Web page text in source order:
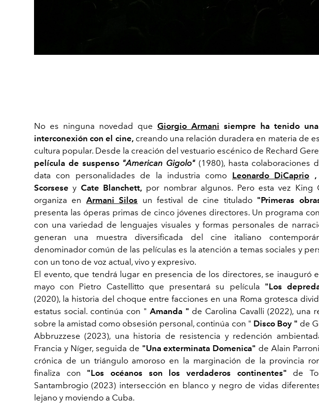
No es ninguna novedad que Giorgio Armani siempre ha tenido
interconexión con el cine,creando una relación duradera en materia de
cultura popular. Desde la creación del vestuario escénico de Rechard
película de suspenso "American Gigolo" (1980), hasta colaboraciones
data con personalidades de la industria como Leonardo DiCaprio ,
Scorsese y Cate Blanchett, por nombrar algunos. Pero esta vez King
organiza en Armani Silos un festival de cine titulado "Primeras
presenta las óperas primas de cinco jóvenes directores. Un programa
con una variedad de lenguajes visuales y formas personales de
generan una muestra diversificada del cine italiano
denominador común de las películas es la atención a temas sociales y
con un tono de voz actual, vivo y expresivo.
El evento, que tendrá lugar en presencia de los directores, se inauguró
mayo con Pietro Castellitto que presentará su película "Los
(2020), la historia del choque entre facciones en una Roma grotesca
estatus social. continúa con " Amanda " de Carolina Cavalli (2022), una
sobre la amistad como obsesión personal, continúa con " Disco Boy " de
Abbruzzese (2023), una historia de resistencia y redención
Francia y Níger, seguida de "Una exterminata Domenica" de Alain
crónica de un triángulo amoroso en la marginación de la provincia
finaliza con "Los océanos son los verdaderos continentes" de
Santambrogio (2023) intersección en blanco y negro de vidas
lejano y moviendo a Cuba.